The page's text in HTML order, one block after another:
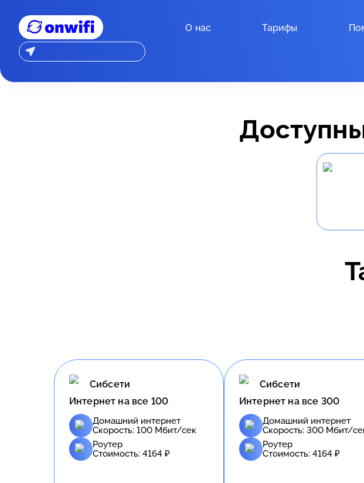
О нас Тарифы
Сибсети
Интернет на все 100
Домашний интернет
Скорость: 100 Мбит/сек
Роутер
Стоимость: 4164 ₽
Сибсети
Интернет на все 300
Домашний интернет
Скорость: 300 Мбит/
Роутер
Стоимость: 4164 ₽